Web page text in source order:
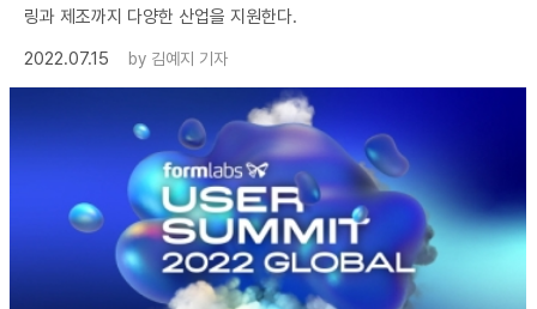
링과 제조까지 다양한 산업을 지원한다.
2022.07.15
by 김예지 기자